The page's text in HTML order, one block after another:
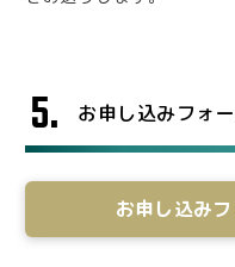
5. お申し込みフォ
お申し込み